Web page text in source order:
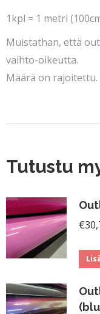
1kpl = 1 metri
Muistathan, että
vaihto-oikeutta.
Määrä on rajoitettu.
Tutustu
€